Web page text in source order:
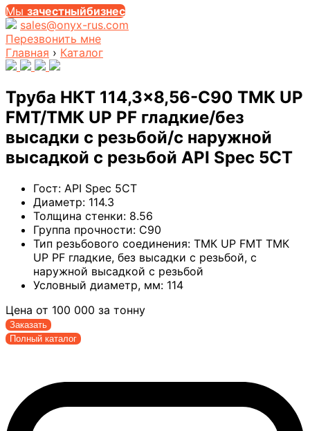
Мы зачестныйбизнес
sales@onyx-rus.com
Перезвонить мне
Главная › Каталог
Труба НКТ 114,3×8,56-C90 ТМК UP
FMT/ТМК UP PF гладкие/без
высадки с резьбой/с наружной
высадкой с резьбой API Spec 5CT
Гост: API Spec 5CT
Диаметр: 114.3
Толщина стенки: 8.56
Группа прочности: C90
Тип резьбового соединения: ТМК UP FMT ТМК
UP PF гладкие, без высадки с резьбой, с
наружной высадкой с резьбой
Условный диаметр, мм: 114
Цена от 100 000 за тонну
Заказать
Полный каталог